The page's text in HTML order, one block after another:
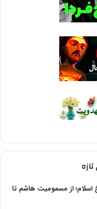
اسلام؛ از مسمومیت هاشم تا